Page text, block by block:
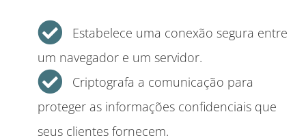
Estabelece uma conexão segura entre
um navegador e um servidor.
Criptografa a comunicação para
proteger as informações confidenciais que
seus clientes fornecem.